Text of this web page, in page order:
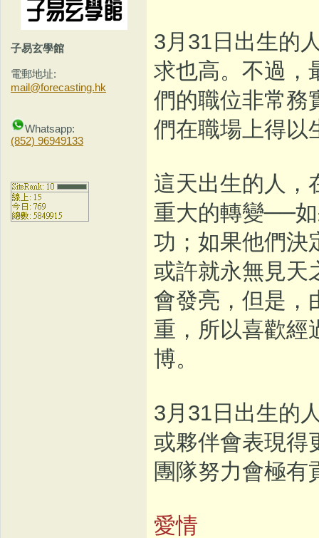
子易玄學館
電郵地址:
mail@forecasting.hk
Whatsapp:
(852) 96949133
3月31日出生的
求也高。不過，
們的職位非常務
們在職場上得以
這天出生的人，
重大的轉變──
功；如果他們決
或許就永無見天
會發亮，但是，
重，所以喜歡經
博。
3月31日出生的
或夥伴會表現得
團隊努力會極有
愛情